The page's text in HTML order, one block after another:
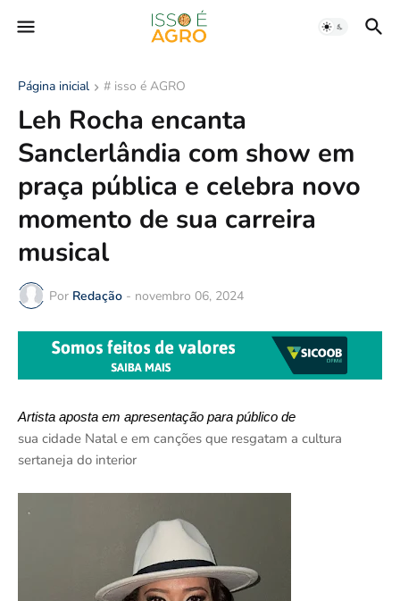
Página inicial # isso é AGRO
Leh Rocha encanta
Sanclerlândia com show em
praça pública e celebra novo
momento de sua carreira
musical
Por Redação - novembro 06, 2024
Artista aposta em apresentação para público de
sua cidade Natal e em canções que resgatam a cultura
sertaneja do interior